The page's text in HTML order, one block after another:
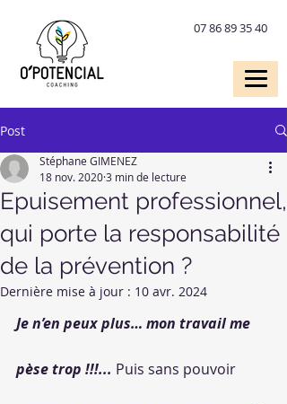
07 86 89 35 40
Post
Epuisement professionnel,
qui porte la responsabilité
de la prévention ?
Stéphane GIMENEZ
18 nov. 20203 min de lecture
Dernière mise à jour : 10 avr. 2024
Je n’en peux plus… mon travail me
pèse trop !!!... Puis sans pouvoir